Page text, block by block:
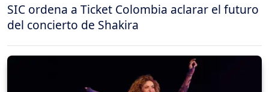
SIC ordena a Ticket Colombia aclarar el futuro
del concierto de Shakira